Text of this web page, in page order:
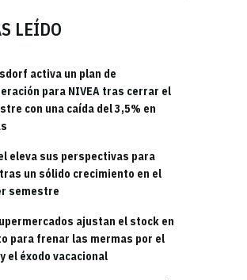
LEÍDO
activa un plan de
para NIVEA tras cerrar el
con una caída del 3,5% en
eleva sus perspectivas para
un sólido crecimiento en el
semestre
ajustan el stock en
para frenar las mermas por el
el éxodo vacacional